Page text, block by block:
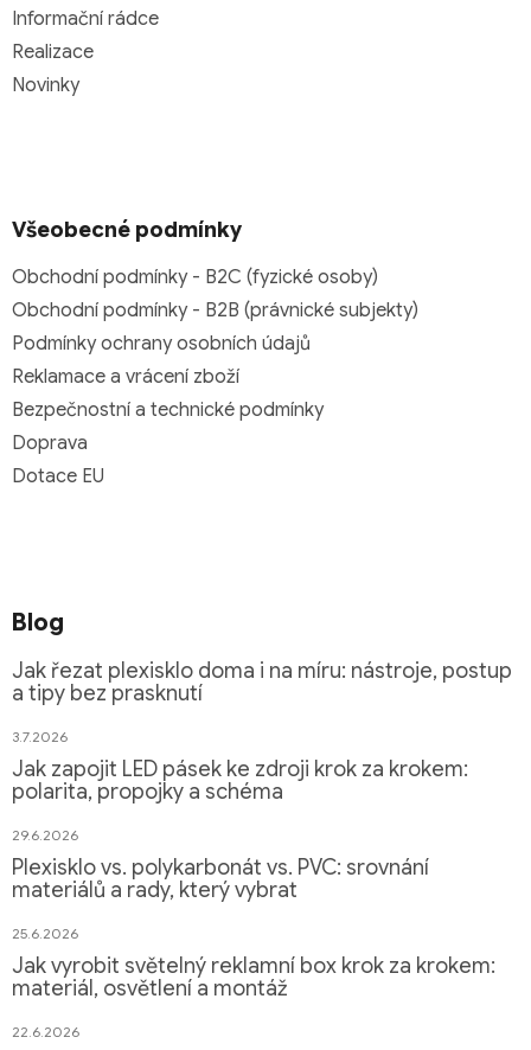
Informační rádce
Realizace
Novinky
Všeobecné podmínky
Obchodní podmínky - B2C (fyzické osoby)
Obchodní podmínky - B2B (právnické subjekty)
Podmínky ochrany osobních údajů
Reklamace a vrácení zboží
Bezpečnostní a technické podmínky
Doprava
Dotace EU
Blog
Jak řezat plexisklo doma i na míru: nástroje, postup
a tipy bez prasknutí
3.7.2026
Jak zapojit LED pásek ke zdroji krok za krokem:
polarita, propojky a schéma
29.6.2026
Plexisklo vs. polykarbonát vs. PVC: srovnání
materiálů a rady, který vybrat
25.6.2026
Jak vyrobit světelný reklamní box krok za krokem:
materiál, osvětlení a montáž
22.6.2026